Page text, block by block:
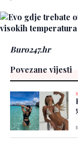
Buro247.hr
Povezane vijesti